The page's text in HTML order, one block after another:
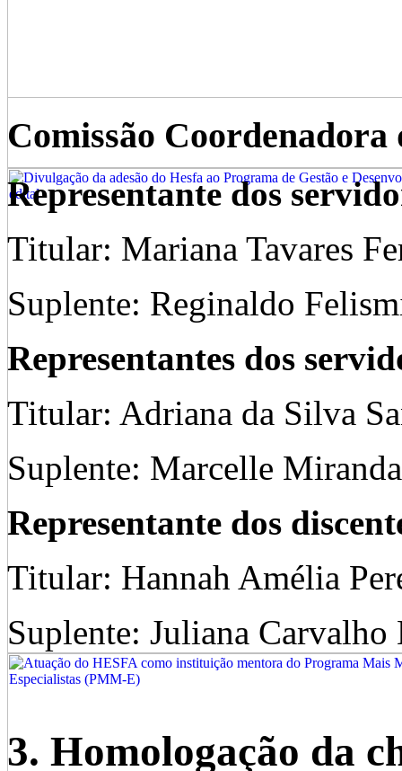
Comissão
Representante dos
Titular: Mariana Tavares
Suplente: Reginaldo
Representantes dos
Titular: Adriana da Silva
Suplente: Marcelle
Representante dos
Titular: Hannah Amélia
Suplente: Juliana Carvalho
3. Homologação da